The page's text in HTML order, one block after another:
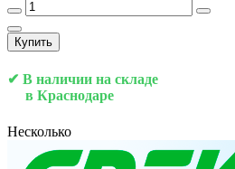
Купить
✔ В наличии на складе
в Краснодаре
Несколько